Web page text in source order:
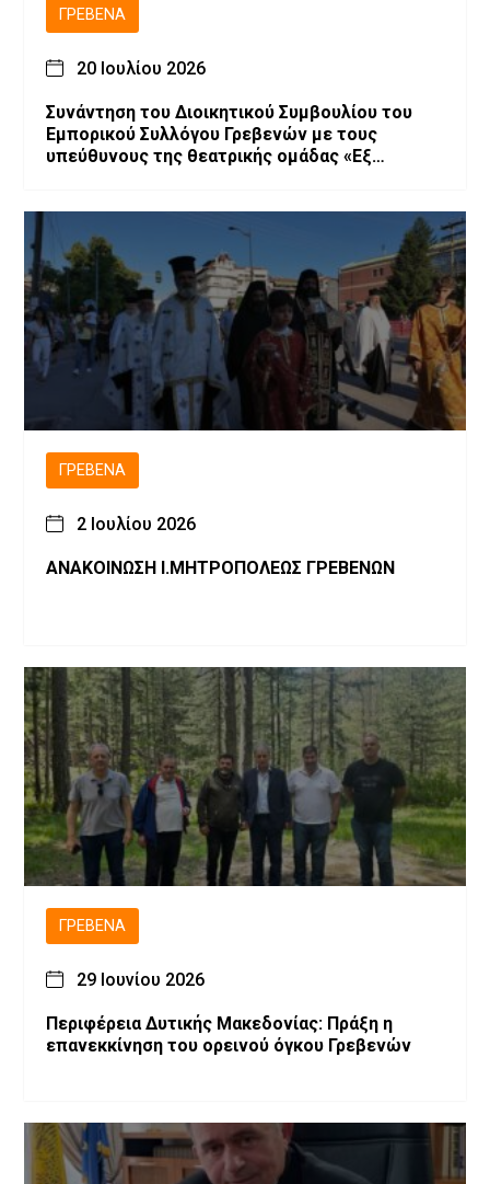
ΓΡΕΒΕΝΆ
20 Ιουλίου 2026
Συνάντηση του Διοικητικού Συμβουλίου του
Εμπορικού Συλλόγου Γρεβενών με τους
υπεύθυνους της θεατρικής ομάδας «Εξ
ΓΡΕΒΕΝΆ
2 Ιουλίου 2026
ΑΝΑΚΟΙΝΩΣΗ Ι.ΜΗΤΡΟΠΟΛΕΩΣ ΓΡΕΒΕΝΩΝ
ΓΡΕΒΕΝΆ
29 Ιουνίου 2026
Περιφέρεια Δυτικής Μακεδονίας: Πράξη η
επανεκκίνηση του ορεινού όγκου Γρεβενών